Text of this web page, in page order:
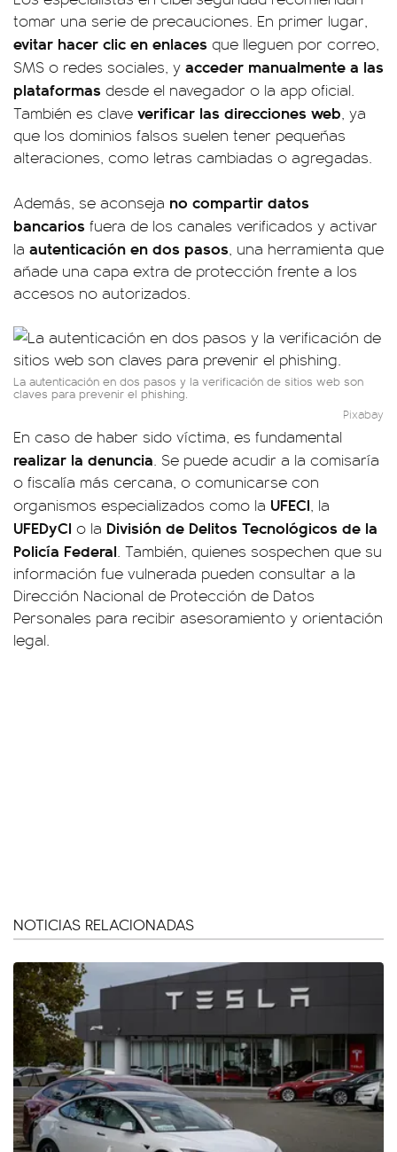
tomar una serie de precauciones. En primer lugar,
evitar hacer clic en enlaces que lleguen por correo,
SMS o redes sociales, y acceder manualmente a las
plataformas desde el navegador o la app oficial.
También es clave verificar las direcciones web, ya
que los dominios falsos suelen tener pequeñas
alteraciones, como letras cambiadas o agregadas.
Además, se aconseja no compartir datos
bancarios fuera de los canales verificados y activar
la autenticación en dos pasos, una herramienta que
añade una capa extra de protección frente a los
accesos no autorizados.
La autenticación en dos pasos y la verificación de sitios web son
claves para prevenir el phishing.
Pixabay
En caso de haber sido víctima, es fundamental
realizar la denuncia. Se puede acudir a la comisaría
o fiscalía más cercana, o comunicarse con
organismos especializados como la UFECI, la
UFEDyCI o la División de Delitos Tecnológicos de la
Policía Federal. También, quienes sospechen que su
información fue vulnerada pueden consultar a la
Dirección Nacional de Protección de Datos
Personales para recibir asesoramiento y orientación
legal.
NOTICIAS RELACIONADAS